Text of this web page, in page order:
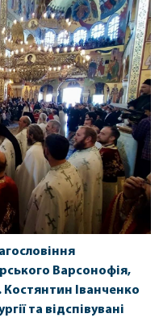
Варсонофія,
Костянтин Іванченко
та відспівувані